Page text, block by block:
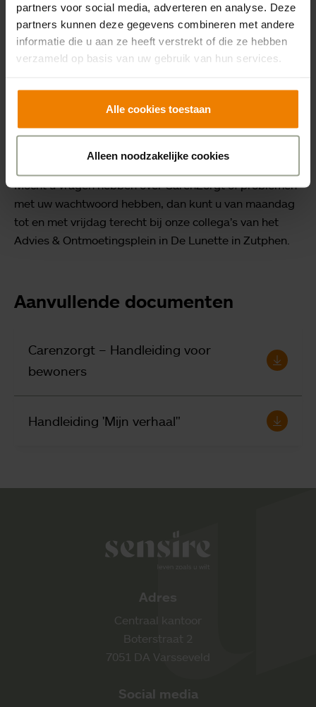
partners voor social media, adverteren en analyse. Deze
partners kunnen deze gegevens combineren met andere
informatie die u aan ze heeft verstrekt of die ze hebben
verzameld op basis van uw gebruik van hun services.
Alle cookies toestaan
Alleen noodzakelijke cookies
Meer weten?
cliënten van de woonzorglocaties in de regio
Zutphen/Lochem: De Lunette (Zutphen), Het Spijk
(Eefde), De Borkel (Gorssel) en De Beekdelle
Mocht u vragen hebben over CarenZorgt of problemen
met uw wachtwoord hebben, dan kunt u van maandag
tot en met vrijdag terecht bij onze collega’s van het
Advies & Ontmoetingsplein in De Lunette in Zutphen.
Aanvullende documenten
Carenzorgt – Handleiding voor
bewoners
Handleiding 'Mijn verhaal"
Adres
Centraal kantoor
Boterstraat 2
7051 DA Varsseveld
Social media